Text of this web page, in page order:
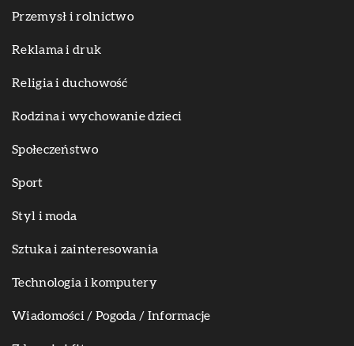
Przemysł i rolnictwo
Reklama i druk
Religia i duchowość
Rodzina i wychowanie dzieci
Społeczeństwo
Sport
Styl i moda
Sztuka i zainteresowania
Technologia i komputery
Wiadomości / Pogoda / Informacje